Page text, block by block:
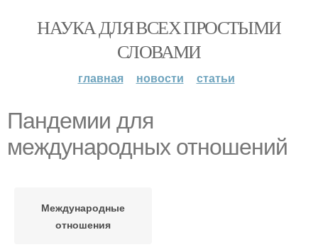
НАУКА ДЛЯ ВСЕХ ПРОСТЫМИ
СЛОВАМИ
главная новости статьи
Пандемии для
международных отношений
Международные
отношения